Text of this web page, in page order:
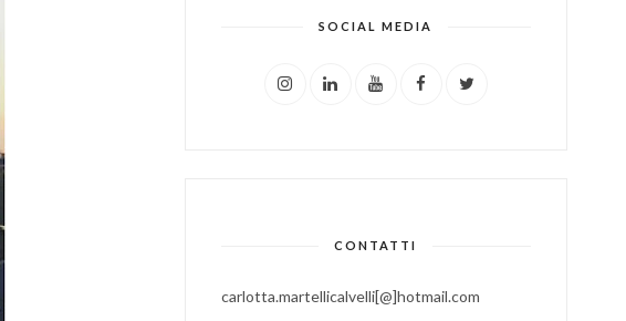
SOCIAL MEDIA
CONTATTI
carlotta.martellicalvelli[@]hotmail.com